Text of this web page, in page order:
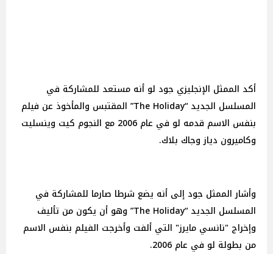
أكد الممثل الإنجليزي جود لو أنه مستعد للمشاركة في
المسلسل الجديد “The Holiday” المقتبس والمأخوذ عن فيلم
بنفس الاسم قدمه لو في عام 2006 مع النجوم كيت وينسليت
وكاميرون دياز وجاك بلاك.
وأشار الممثل جود إلى أنه يضع شرطا صارما للمشاركة في
المسلسل الجديد “The Holiday” وهو أن يكون من تأليف
وإخراج "نانسي مايرز" التي ألفت وأخرجت الفيلم بنفس الاسم
من بطولة لو في عام 2006.